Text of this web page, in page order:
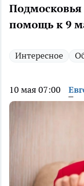
помощь к 9
Интересное
10 мая 07:00